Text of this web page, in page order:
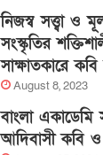
নিজস্ব সত্ত্বা ও
সংস্কৃতির
সাক্ষাতকারে
August 8, 2023
বাংলা একাডেমি
আদিবাসী কবি ও